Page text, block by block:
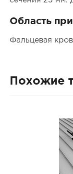
Область
Фальцевая
Похожие